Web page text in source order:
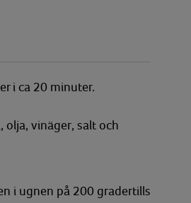
i ca 20 minuter.
olja, vinäger, salt och
i ugnen på 200 gradertills